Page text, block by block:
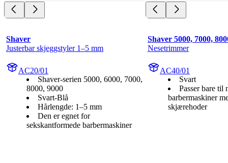
Shaver
Justerbar skjeggstyler 1–5 mm
AC20/01
Shaver-serien 5000, 6000, 7000,
8000, 9000
Svart-Blå
Hårlengde: 1–5 mm
Den er egnet for
sekskantformede barbermaskiner
Shaver 5000, 7000,
Nesetrimmer
AC40/01
Svart
Passer bare til
barbermaskiner
skjærehoder